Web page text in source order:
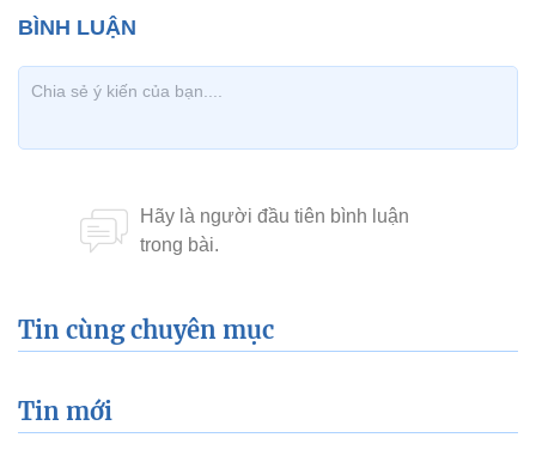
Tin cùng chuyên mục
Tin mới